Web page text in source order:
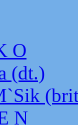
O
(dt.)
N